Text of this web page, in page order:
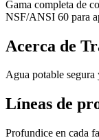
Gama completa de
NSF/ANSI 60 para
Acerca de
Agua potable
Líneas de
Profundice en cada